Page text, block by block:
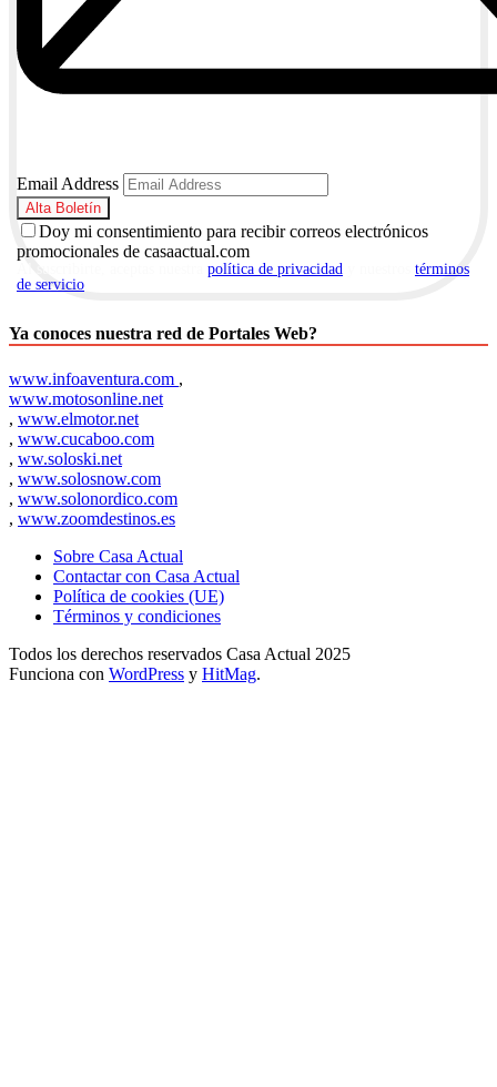
Email Address
Doy mi consentimiento para recibir correos electrónicos
promocionales de casaactual.com
política de privacidad
términos
de servicio
Ya conoces nuestra red de Portales Web?
www.infoaventura.com ,
www.motosonline.net
, www.elmotor.net
, www.cucaboo.com
, ww.soloski.net
, www.solosnow.com
, www.solonordico.com
, www.zoomdestinos.es
Sobre Casa Actual
Contactar con Casa Actual
Política de cookies (UE)
Términos y condiciones
Todos los derechos reservados Casa Actual 2025
Funciona con WordPress y HitMag.